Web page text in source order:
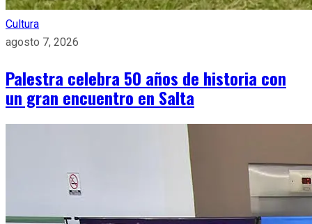
Cultura
agosto 7, 2026
Palestra celebra 50 años de historia con
un gran encuentro en Salta